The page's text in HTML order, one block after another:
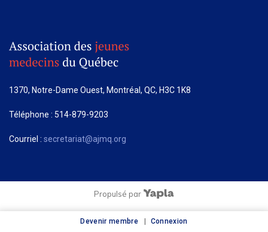
Devenir membre Connexion
1370, Notre-Dame Ouest, Montréal, QC, H3C 1K8
Téléphone : 514-879-9203
Courriel : secretariat@ajmq.org
Propulsé par